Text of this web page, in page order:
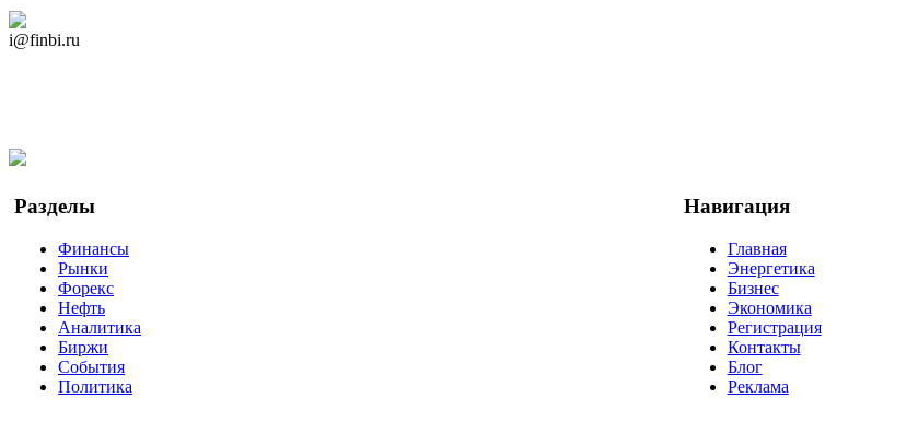
i@finbi.ru
Разделы
Финансы
Рынки
Форекс
Нефть
Аналитика
Биржи
События
Политика
Навигация
Главная
Энергетика
Бизнес
Экономика
Регистрация
Контакты
Блог
Реклама